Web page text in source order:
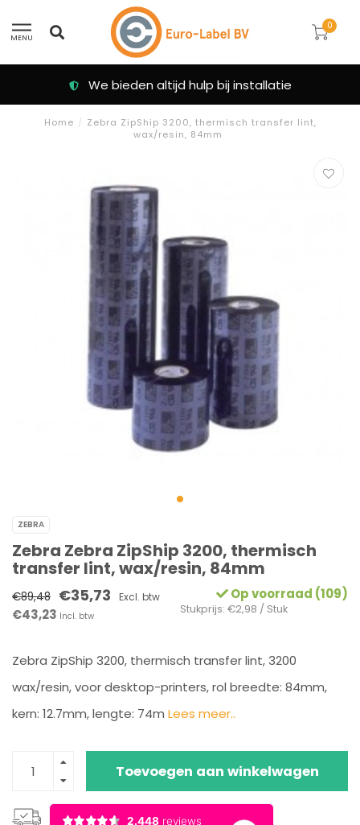
MENU
0
We bieden altijd hulp bij installatie
Home / Zebra ZipShip 3200, thermisch transfer lint,
wax/resin, 84mm
ZEBRA
Zebra Zebra ZipShip 3200, thermisch
transfer lint, wax/resin, 84mm
€89,48 €35,73 Excl. btw
€43,23 Incl. btw
Op voorraad (109)
Stukprijs: €2,98 / Stuk
Zebra ZipShip 3200, thermisch transfer lint, 3200
wax/resin, voor desktop-printers, rol breedte: 84mm,
kern: 12.7mm, lengte: 74m Lees meer..
Toevoegen aan winkelwagen